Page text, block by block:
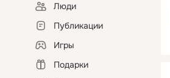
Люди
Публикации
Игры
Подарки